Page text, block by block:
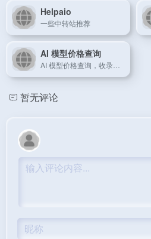
Helpaio
一些中转站推荐
AI 模型价格查询
暂无评论